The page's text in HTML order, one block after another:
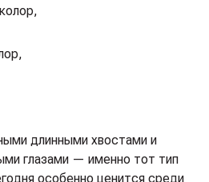
длинными хвостами и
глазами — именно тот тип
особенно ценится среди